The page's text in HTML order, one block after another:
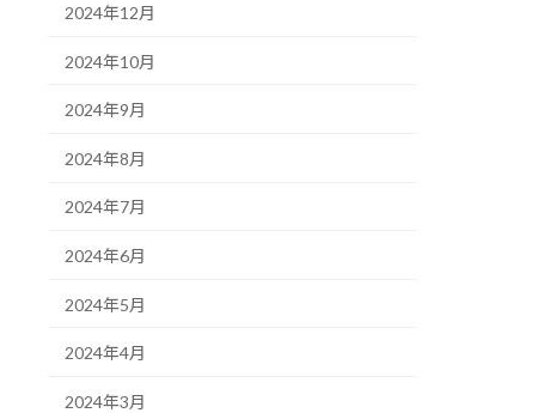
2024年12月
2024年10月
2024年9月
2024年8月
2024年7月
2024年6月
2024年5月
2024年4月
2024年3月